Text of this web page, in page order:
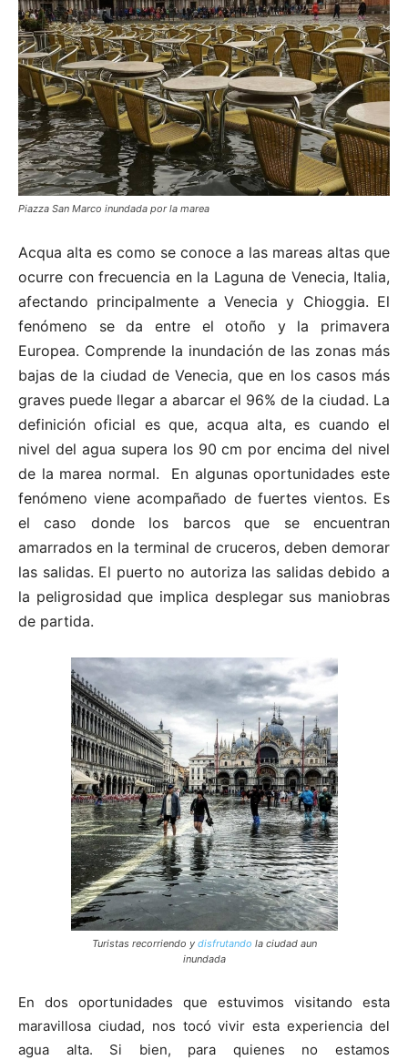
Piazza San Marco inundada por la marea
Acqua alta es como se conoce a las mareas altas que
ocurre con frecuencia en la Laguna de Venecia, Italia,
afectando principalmente a Venecia y Chioggia. El
fenómeno se da entre el otoño y la primavera
Europea. Comprende la inundación de las zonas más
bajas de la ciudad de Venecia, que en los casos más
graves puede llegar a abarcar el 96% de la ciudad. La
definición oficial es que, acqua alta, es cuando el
nivel del agua supera los 90 cm por encima del nivel
de la marea normal. En algunas oportunidades este
fenómeno viene acompañado de fuertes vientos. Es
el caso donde los barcos que se encuentran
amarrados en la terminal de cruceros, deben demorar
las salidas. El puerto no autoriza las salidas debido a
la peligrosidad que implica desplegar sus maniobras
de partida.
Turistas recorriendo y disfrutando la ciudad aun
inundada
En dos oportunidades que estuvimos visitando esta
maravillosa ciudad, nos tocó vivir esta experiencia del
agua alta. Si bien, para quienes no estamos